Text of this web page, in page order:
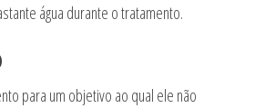
água durante o tratamento.
para um objetivo ao qual ele não